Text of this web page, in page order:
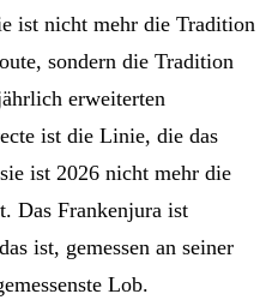
ist nicht mehr die Tradition
sondern die Tradition
erweiterten
ist die Linie, die das
ist 2026 nicht mehr die
Das Frankenjura ist
ist, gemessen an seiner
Lob.